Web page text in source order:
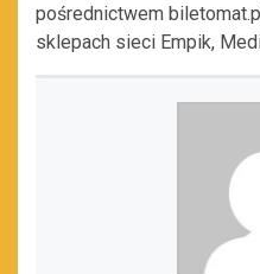
pośrednictwem
sklepach sieci Empik,